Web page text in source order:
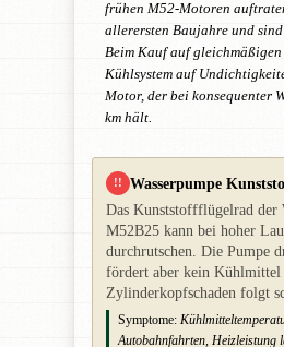
frühen M52-Motoren
allerersten Baujahre und
Beim Kauf auf
Kühlsystem auf
Motor, der bei konsequenter
km hält.
!! Wasserpumpe
Das Kunststoffflügelrad der
M52B25 kann bei hoher
durchrutschen. Die Pumpe
fördert aber kein
Zylinderkopfschaden folgt
Symptome:
Autobahnfahrten, Heizleistung